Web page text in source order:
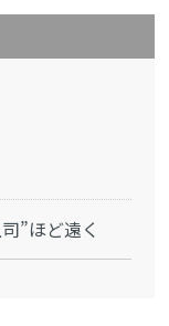
”ほど遠く